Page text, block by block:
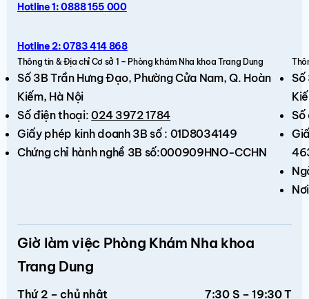
Hotline 1: 0888 155 000
Hotline 2: 0783 414 868
Thông tin & Địa chỉ Cơ sở 1 – Phòng khám Nha khoa Trang Dung
Số 3B Trần Hưng Đạo, Phường Cửa Nam, Q. Hoàn
Kiếm, Hà Nội
Số điện thoại:024 3972 1784
Giấy phép kinh doanh 3B số : 01D8034149
Chứng chỉ hành nghề 3B số:000909HNO-CCHN
Số
Số
Giờ làm việc Phòng Khám Nha khoa
Trang Dung
Thứ 2 – chủ nhật 7:30 S – 19:30 T